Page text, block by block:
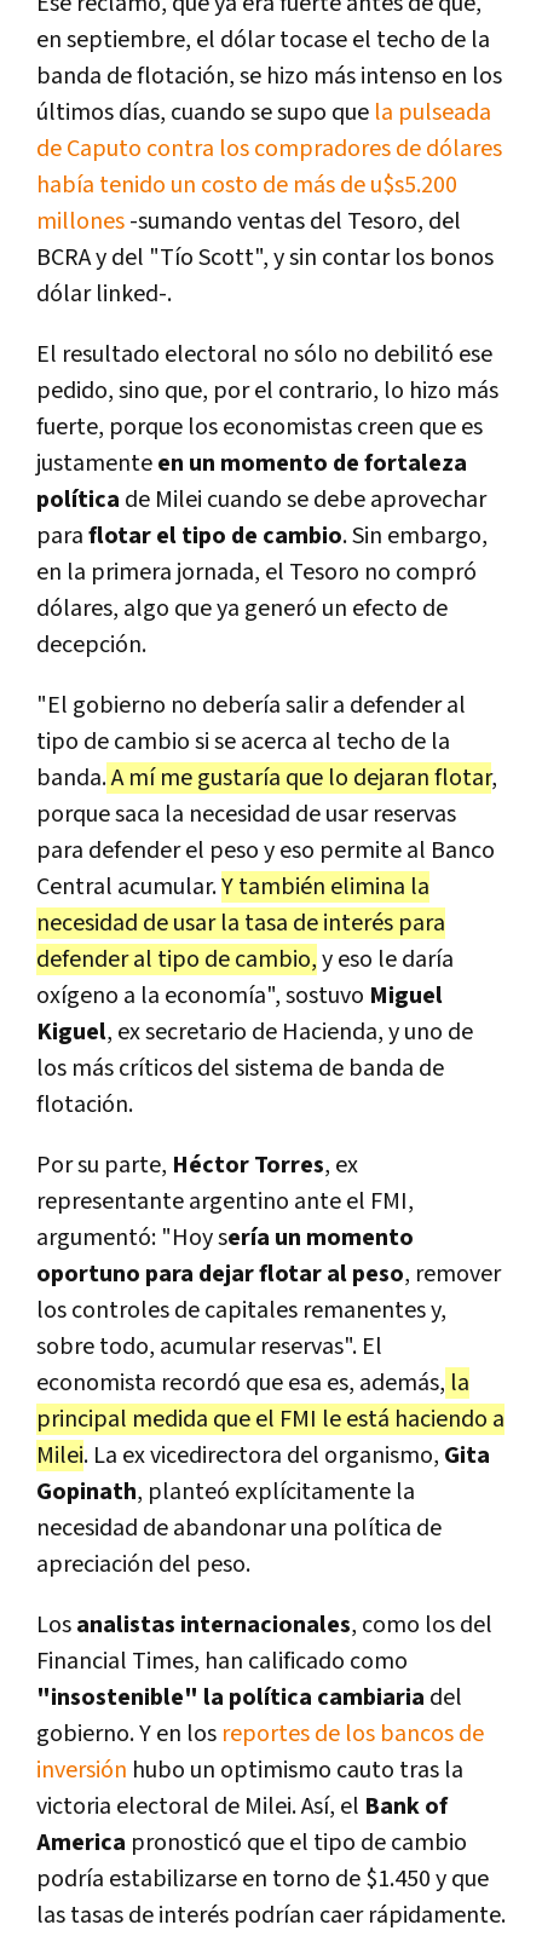
en septiembre, el dólar tocase el techo de la
banda de flotación, se hizo más intenso en los
últimos días, cuando se supo que la pulseada
de Caputo contra los compradores de dólares
había tenido un costo de más de u$s5.200
millones-sumando ventas del Tesoro, del
BCRA y del "Tío Scott", y sin contar los bonos
dólar linked-.
El resultado electoral no sólo no debilitó ese
pedido, sino que, por el contrario, lo hizo más
fuerte, porque los economistas creen que es
justamenteen un momento de fortaleza
política de Milei cuando se debe aprovechar
paraflotar el tipo de cambio. Sin embargo,
en la primera jornada, el Tesoro no compró
dólares, algo que ya generó un efecto de
decepción.
"El gobierno no debería salir a defender al
tipo de cambio si se acerca al techo de la
banda.A mí me gustaría que lo dejaran flotar,
porque saca la necesidad de usar reservas
para defender el peso y eso permite al Banco
Central acumular.Y también elimina la
necesidad de usar la tasa de interés para
defender al tipo de cambio,y eso le daría
oxígeno a la economía", sostuvo Miguel
Kiguel, ex secretario de Hacienda, y uno de
los más críticos del sistema de banda de
flotación.
Por su parte, Héctor Torres, ex
representante argentino ante el FMI,
argumentó: "Hoy sería un momento
oportuno para dejar flotar al peso, remover
los controles de capitales remanentes y,
sobre todo, acumular reservas". El
economista recordó que esa es, además, la
principal medida que el FMI le está haciendo a
Milei. La ex vicedirectora del organismo, Gita
Gopinath, planteó explícitamente la
necesidad de abandonar una política de
apreciación del peso.
Losanalistas internacionales, como los del
Financial Times, han calificado como
"insostenible" la política cambiaria del
gobierno. Y en los reportes de los bancos de
inversión hubo un optimismo cauto tras la
victoria electoral de Milei. Así, el Bank of
America pronosticó que el tipo de cambio
podría estabilizarse en torno de $1.450 y que
las tasas de interés podrían caer rápidamente.